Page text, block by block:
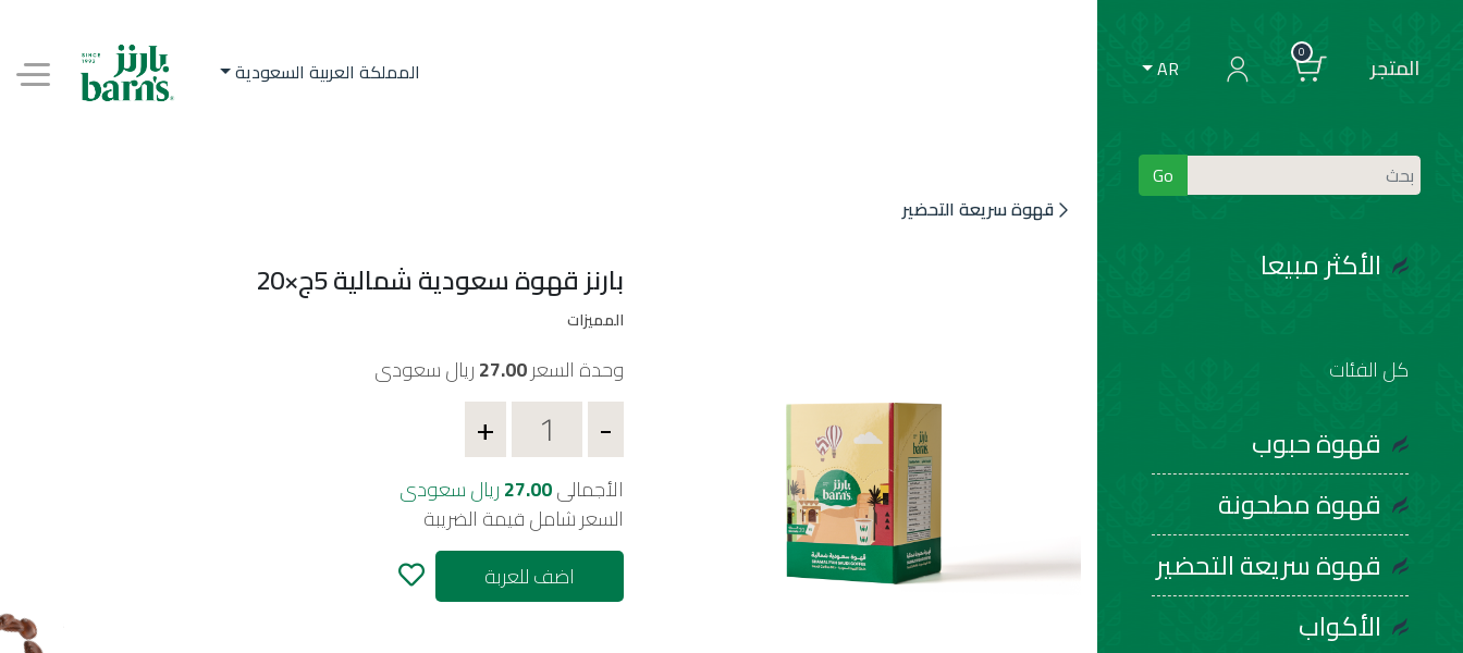
المتجر 0
AR
Go
الأكثر مبيعا
كل الفئات
قهوة حبوب
قهوة مطحونة
قهوة سريعة التحضير
الأكواب
المملكة العربية السعودية
قهوة سريعة التحضير
بارنز قهوة سعودية شمالية 5ج×20
المميزات
وحدة السعر27.00ريال سعودى
الأجمالى27.00ريال سعودى
السعر شامل قيمة الضريبة
اضف للعربة